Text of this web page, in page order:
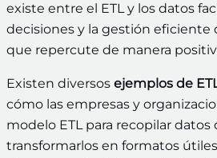
existe entre el ETL y los datos
decisiones y la gestión eficiente
que repercute de manera
Existen diversos ejemplos de
cómo las empresas y
modelo ETL para recopilar
transformarlos en formatos